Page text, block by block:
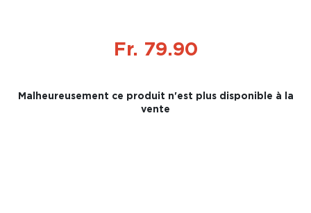
Fr. 79.90
Malheureusement ce produit n'est plus disponible à la
vente